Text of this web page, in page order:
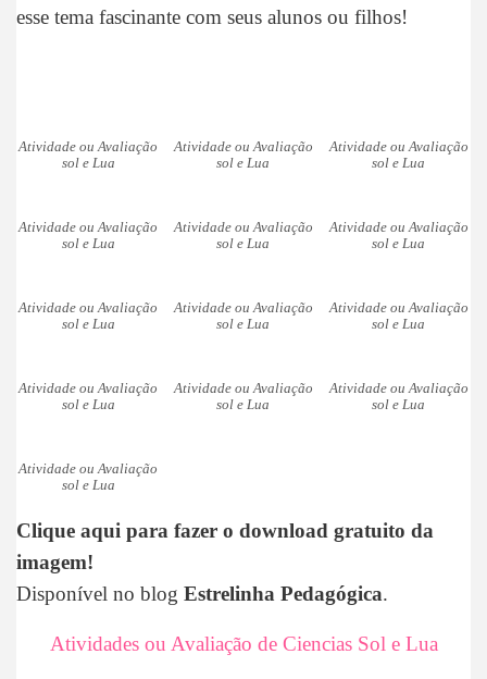
esse tema fascinante com seus alunos ou filhos!
Atividade ou Avaliação
sol e Lua
Atividade ou Avaliação
sol e Lua
Atividade ou Avaliação
sol e Lua
Atividade ou Avaliação
sol e Lua
Atividade ou Avaliação
sol e Lua
Atividade ou Avaliação
sol e Lua
Atividade ou Avaliação
sol e Lua
Atividade ou Avaliação
sol e Lua
Atividade ou Avaliação
sol e Lua
Atividade ou Avaliação
sol e Lua
Atividade ou Avaliação
sol e Lua
Atividade ou Avaliação
sol e Lua
Atividade ou Avaliação
sol e Lua
Clique aqui para fazer o download gratuito da
imagem!
Disponível no blog Estrelinha Pedagógica.
Atividades ou Avaliação de Ciencias Sol e Lua